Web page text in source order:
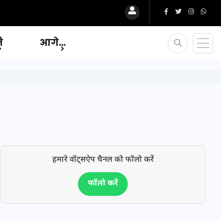
आगे…
हमारे वॉट्सऐप चैनल को फॉलो करें
फॉलो करें